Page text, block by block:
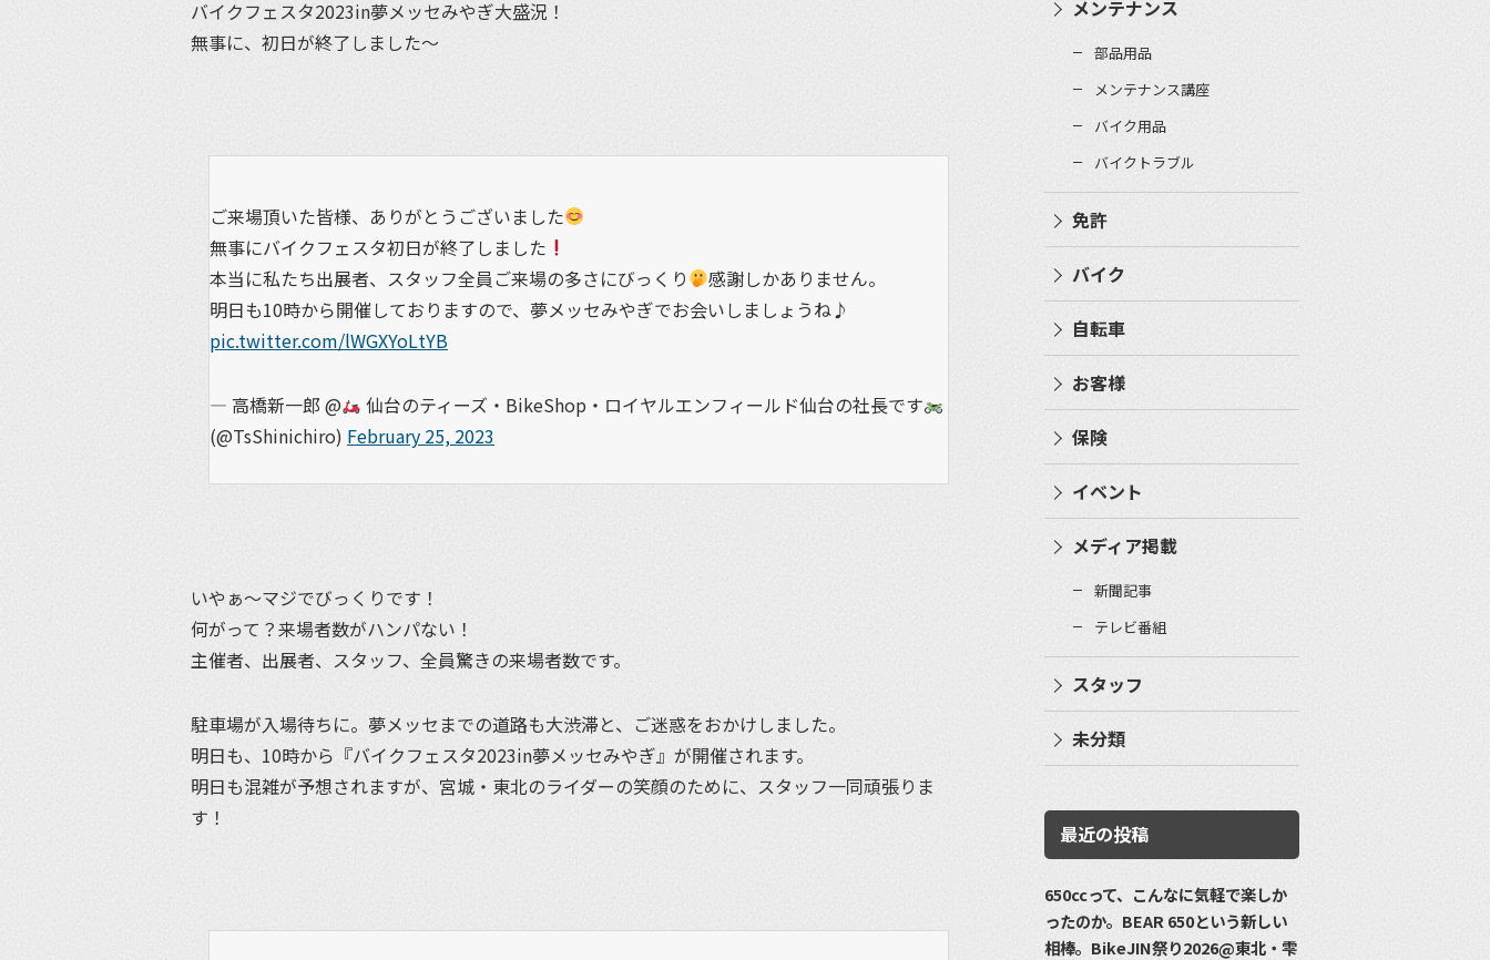
バイクフェスタ2023in夢メッセみやぎ大盛況！
無事に、初日が終了しました～
ご来場頂いた皆様、ありがとうございました
無事にバイクフェスタ初日が終了しました
本当に私たち出展者、スタッフ全員ご来場の多さにびっくり
感謝しかありません。
明日も10時から開催しておりますので、夢メッセみやぎでお会いしましょうね♪
pic.twitter.com/lWGXYoLtYB
— 高橋新一郎 @
仙台のティーズ・BikeShop・ロイヤルエンフィールド仙台の社長です
(@TsShinichiro) February 25, 2023
いやぁ～マジでびっくりです！
何がって？来場者数がハンパない！
主催者、出展者、スタッフ、全員驚きの来場者数です。
駐車場が入場待ちに。夢メッセまでの道路も大渋滞と、ご迷惑をおかけしました。
明日も、10時から『バイクフェスタ2023in夢メッセみやぎ』が開催されます。
明日も混雑が予想されますが、宮城・東北のライダーの笑顔のために、スタッフ一同頑張りま
す！
メンテナンス
部品用品
メンテナンス講座
バイク用品
バイクトラブル
免許
バイク
自転車
お客様
保険
イベント
メディア掲載
新聞記事
テレビ番組
スタッフ
未分類
最近の投稿
650ccって、こんなに気軽で楽しか
ったのか。BEAR 650という新しい
相棒。BikeJIN祭り2026@東北・雫